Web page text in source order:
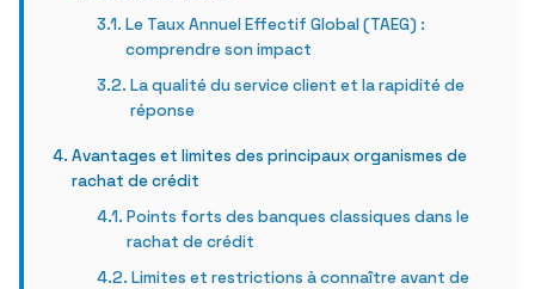
Le Taux Annuel Effectif Global (TAEG) :
comprendre son impact
La qualité du service client et la rapidité de
réponse
Avantages et limites des principaux organismes de
rachat de crédit
Points forts des banques classiques dans le
rachat de crédit
Limites et restrictions à connaître avant de